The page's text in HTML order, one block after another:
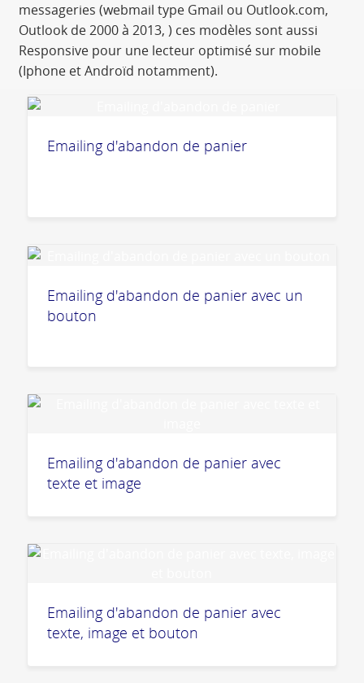
messageries (webmail type Gmail ou Outlook.com,
Outlook de 2000 à 2013, ) ces modèles sont aussi
Responsive pour une lecteur optimisé sur mobile
(Iphone et Androïd notamment).
Emailing d'abandon de panier
Emailing d'abandon de panier avec un
bouton
Emailing d'abandon de panier avec
texte et image
Emailing d'abandon de panier avec
texte, image et bouton